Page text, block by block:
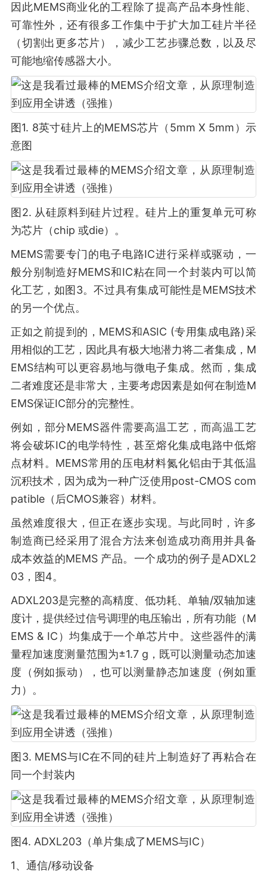
因此MEMS商业化的工程除了提高产品本身性能、
可靠性外，还有很多工作集中于扩大加工硅片半径
（切割出更多芯片），减少工艺步骤总数，以及尽
可能地缩传感器大小。
图1. 8英寸硅片上的MEMS芯片（5mm X 5mm）示
意图
图2. 从硅原料到硅片过程。硅片上的重复单元可称
为芯片（chip 或die）。
MEMS需要专门的电子电路IC进行采样或驱动，一
般分别制造好MEMS和IC粘在同一个封装内可以简
化工艺，如图3。不过具有集成可能性是MEMS技术
的另一个优点。
正如之前提到的，MEMS和ASIC (专用集成电路)采
用相似的工艺，因此具有极大地潜力将二者集成，M
EMS结构可以更容易地与微电子集成。然而，集成
二者难度还是非常大，主要考虑因素是如何在制造M
EMS保证IC部分的完整性。
例如，部分MEMS器件需要高温工艺，而高温工艺
将会破坏IC的电学特性，甚至熔化集成电路中低熔
点材料。MEMS常用的压电材料氮化铝由于其低温
沉积技术，因为成为一种广泛使用post-CMOS com
patible（后CMOS兼容）材料。
虽然难度很大，但正在逐步实现。与此同时，许多
制造商已经采用了混合方法来创造成功商用并具备
成本效益的MEMS 产品。一个成功的例子是ADXL2
03，图4。
ADXL203是完整的高精度、低功耗、单轴/双轴加速
度计，提供经过信号调理的电压输出，所有功能（M
EMS & IC）均集成于一个单芯片中。这些器件的满
量程加速度测量范围为±1.7 g，既可以测量动态加速
度（例如振动），也可以测量静态加速度（例如重
力）。
图3. MEMS与IC在不同的硅片上制造好了再粘合在
同一个封装内
图4. ADXL203（单片集成了MEMS与IC）
1、通信/移动设备